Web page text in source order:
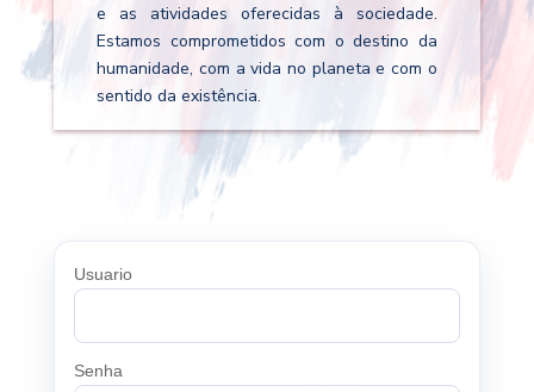
e as atividades oferecidas à sociedade.
Estamos comprometidos com o destino da
humanidade, com a vida no planeta e com o
sentido da existência.
Usuario
Senha